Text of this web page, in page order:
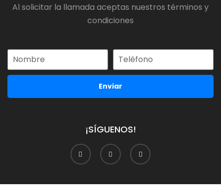
Al solicitar la llamada aceptas nuestros términos y
condiciones
Enviar
¡SÍGUENOS!